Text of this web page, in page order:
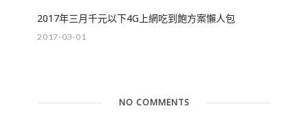
2017年三月千元以下4G上網吃到飽方案懶人包
2017-03-01
NO COMMENTS